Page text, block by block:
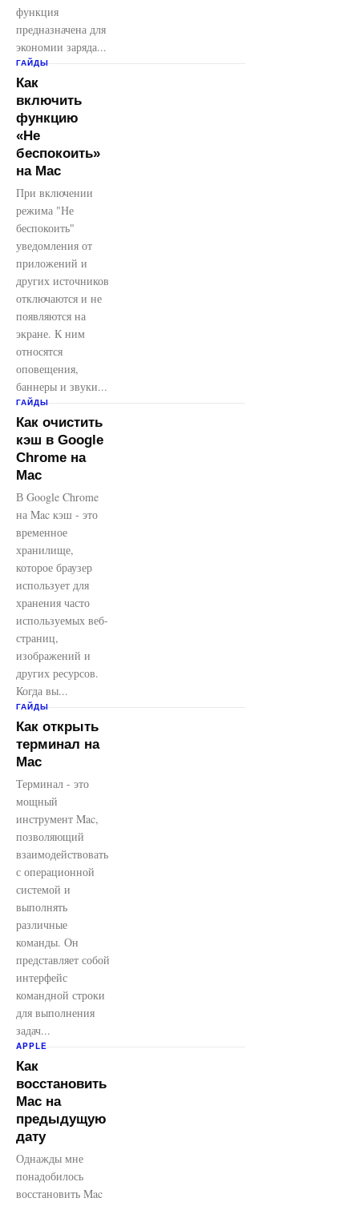
функция
предназначена для
экономии заряда...
ГАЙДЫ
Как
включить
функцию
«Не
беспокоить»
на Mac
При включении
режима "Не
беспокоить"
уведомления от
приложений и
других источников
отключаются и не
появляются на
экране. К ним
относятся
оповещения,
баннеры и звуки...
ГАЙДЫ
Как очистить
кэш в Google
Chrome на
Mac
В Google Chrome
на Mac кэш - это
временное
хранилище,
которое браузер
использует для
хранения часто
используемых веб-
страниц,
изображений и
других ресурсов.
Когда вы...
ГАЙДЫ
Как открыть
терминал на
Mac
Терминал - это
мощный
инструмент Mac,
позволяющий
взаимодействовать
с операционной
системой и
выполнять
различные
команды. Он
представляет собой
интерфейс
командной строки
для выполнения
задач...
APPLE
Как
восстановить
Mac на
предыдущую
дату
Однажды мне
понадобилось
восстановить Mac